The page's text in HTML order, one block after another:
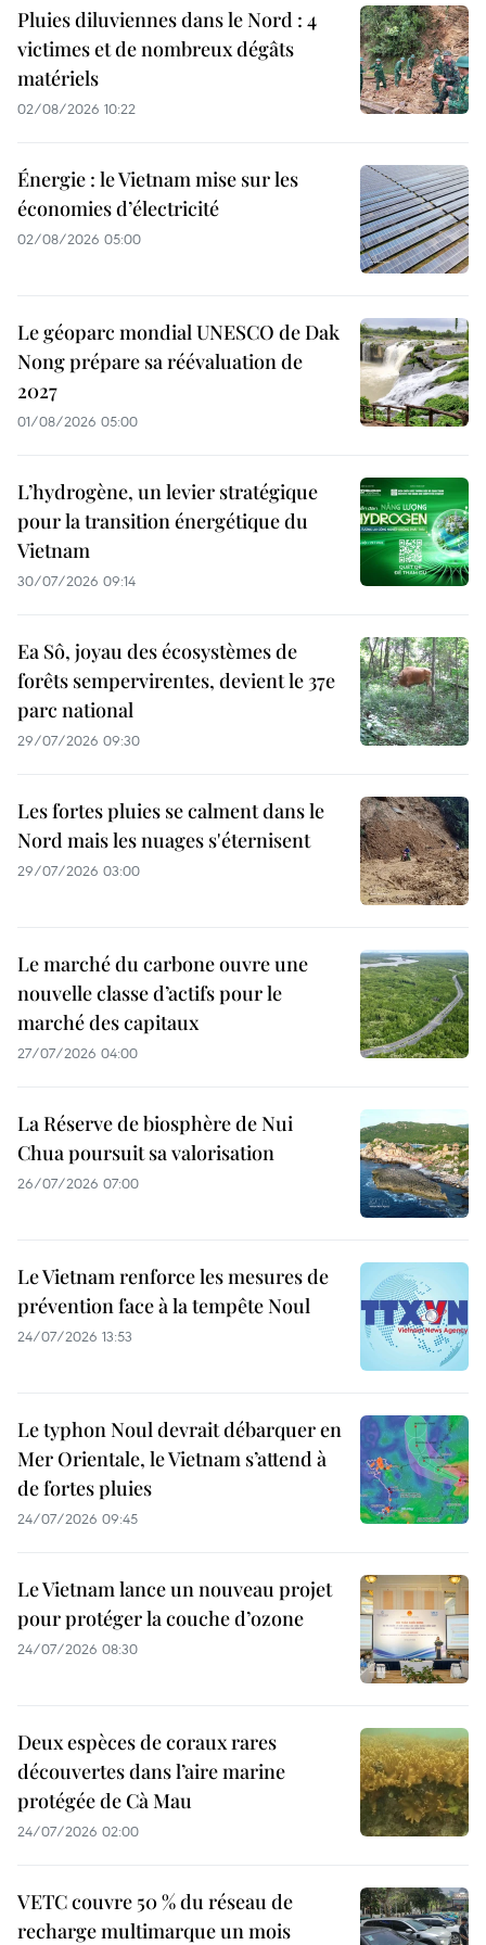
Pluies diluviennes dans le Nord : 4
victimes et de nombreux dégâts
matériels
02/08/2026 10:22
Énergie : le Vietnam mise sur les
économies d’électricité
02/08/2026 05:00
Le géoparc mondial UNESCO de Dak
Nong prépare sa réévaluation de
2027
01/08/2026 05:00
L’hydrogène, un levier stratégique
pour la transition énergétique du
Vietnam
30/07/2026 09:14
Ea Sô, joyau des écosystèmes de
forêts sempervirentes, devient le 37e
parc national
29/07/2026 09:30
Les fortes pluies se calment dans le
Nord mais les nuages s'éternisent
29/07/2026 03:00
Le marché du carbone ouvre une
nouvelle classe d’actifs pour le
marché des capitaux
27/07/2026 04:00
La Réserve de biosphère de Nui
Chua poursuit sa valorisation
26/07/2026 07:00
Le Vietnam renforce les mesures de
prévention face à la tempête Noul
24/07/2026 13:53
Le typhon Noul devrait débarquer en
Mer Orientale, le Vietnam s’attend à
de fortes pluies
24/07/2026 09:45
Le Vietnam lance un nouveau projet
pour protéger la couche d’ozone
24/07/2026 08:30
Deux espèces de coraux rares
découvertes dans l’aire marine
protégée de Cà Mau
24/07/2026 02:00
VETC couvre 50 % du réseau de
recharge multimarque un mois